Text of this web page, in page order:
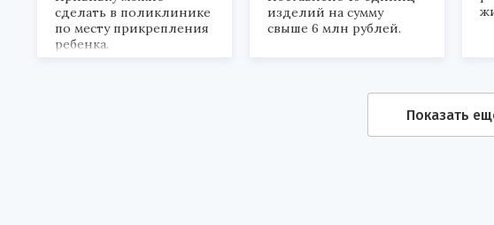
сделать в поликлинике
по месту прикрепления
ребенка.
изделий на сумму
свыше 6 млн рублей.
Показать